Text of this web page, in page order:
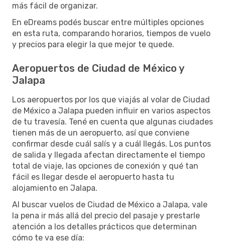
más fácil de organizar.
En eDreams podés buscar entre múltiples opciones
en esta ruta, comparando horarios, tiempos de vuelo
y precios para elegir la que mejor te quede.
Aeropuertos de Ciudad de México y
Jalapa
Los aeropuertos por los que viajás al volar de Ciudad
de México a Jalapa pueden influir en varios aspectos
de tu travesía. Tené en cuenta que algunas ciudades
tienen más de un aeropuerto, así que conviene
confirmar desde cuál salís y a cuál llegás. Los puntos
de salida y llegada afectan directamente el tiempo
total de viaje, las opciones de conexión y qué tan
fácil es llegar desde el aeropuerto hasta tu
alojamiento en Jalapa.
Al buscar vuelos de Ciudad de México a Jalapa, vale
la pena ir más allá del precio del pasaje y prestarle
atención a los detalles prácticos que determinan
cómo te va ese día: